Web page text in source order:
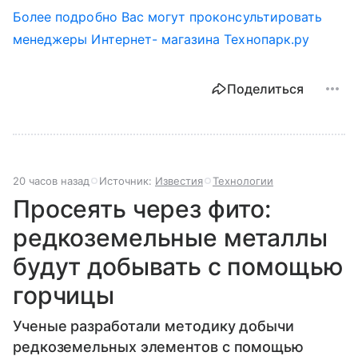
Более подробно Вас могут проконсультировать
менеджеры Интернет- магазина Технопарк.ру
Поделиться
20 часов назад Источник: Известия Технологии
Просеять через фито:
редкоземельные металлы
будут добывать с помощью
горчицы
Ученые разработали методику добычи
редкоземельных элементов с помощью